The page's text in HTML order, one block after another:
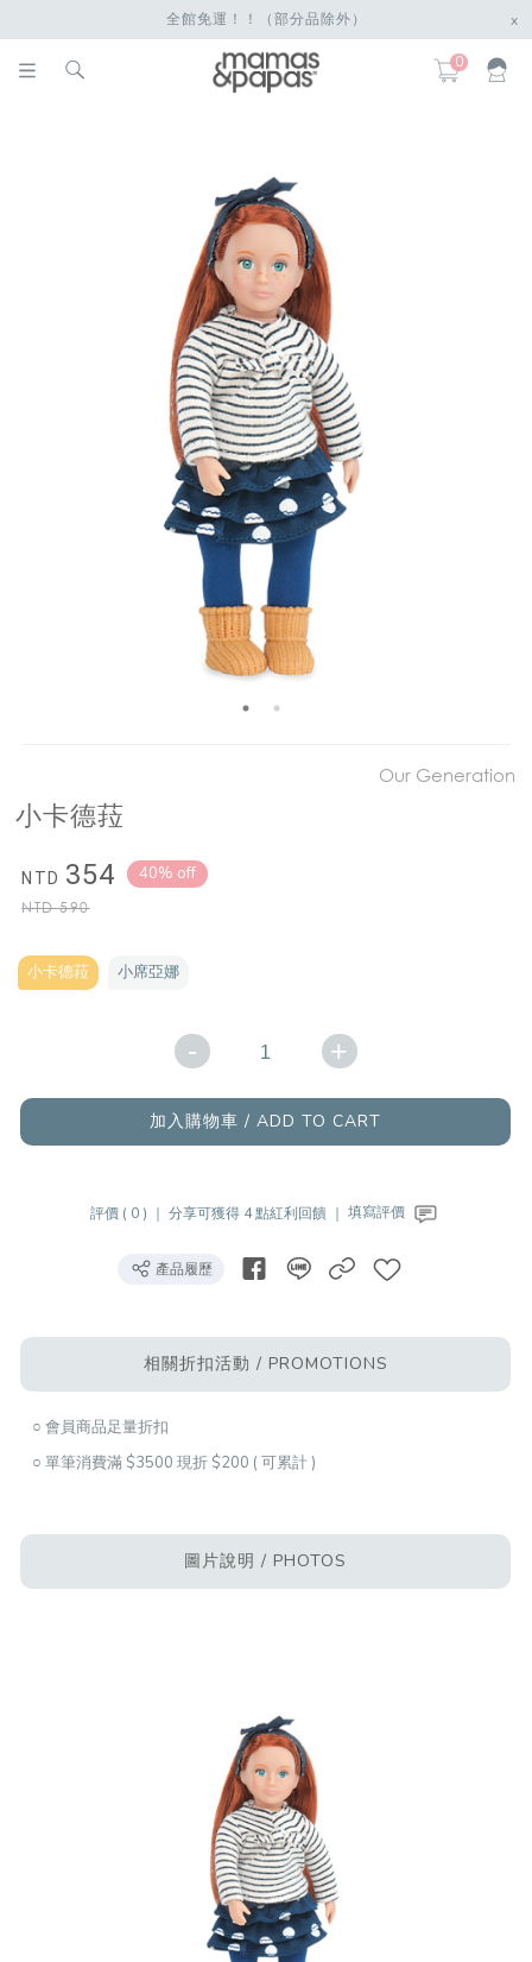
全館免運！！（部分品除外） x
0
Our Generation
小卡德菈
NTD 354
NTD590
40% off
小卡德菈 小席亞娜
- +
加入購物車 / ADD TO CART
評價 ( 0 ) ｜ 分享可獲得 4 點紅利回饋 ｜ 填寫評價
產品履歷
相關折扣活動 / PROMOTIONS
○ 會員商品足量折扣
○ 單筆消費滿 $3500 現折 $200 ( 可累計 )
圖片說明 / PHOTOS